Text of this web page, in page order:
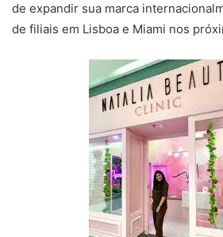
de expandir sua marca
de filiais em Lisboa e Miami nos